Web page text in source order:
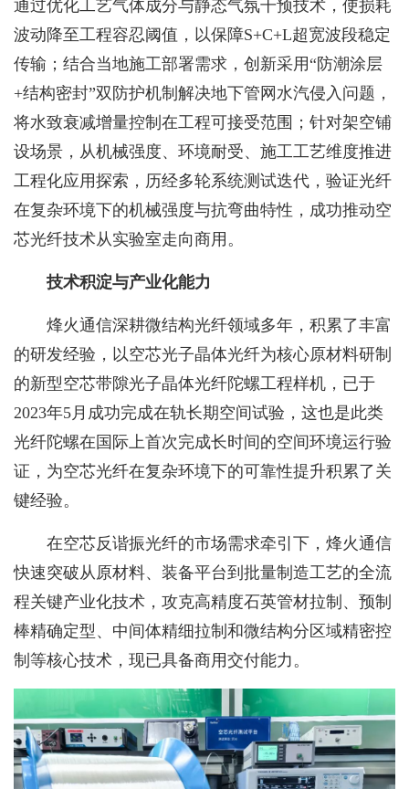
通过优化工艺气体成分与静态气氛干预技术，使损耗
波动降至工程容忍阈值，以保障S+C+L超宽波段稳定
传输；结合当地施工部署需求，创新采用“防潮涂层
+结构密封”双防护机制解决地下管网水汽侵入问题，
将水致衰减增量控制在工程可接受范围；针对架空铺
设场景，从机械强度、环境耐受、施工工艺维度推进
工程化应用探索，历经多轮系统测试迭代，验证光纤
在复杂环境下的机械强度与抗弯曲特性，成功推动空
芯光纤技术从实验室走向商用。
技术积淀与产业化能力
烽火通信深耕微结构光纤领域多年，积累了丰富
的研发经验，以空芯光子晶体光纤为核心原材料研制
的新型空芯带隙光子晶体光纤陀螺工程样机，已于
2023年5月成功完成在轨长期空间试验，这也是此类
光纤陀螺在国际上首次完成长时间的空间环境运行验
证，为空芯光纤在复杂环境下的可靠性提升积累了关
键经验。
在空芯反谐振光纤的市场需求牵引下，烽火通信
快速突破从原材料、装备平台到批量制造工艺的全流
程关键产业化技术，攻克高精度石英管材拉制、预制
棒精确定型、中间体精细拉制和微结构分区域精密控
制等核心技术，现已具备商用交付能力。